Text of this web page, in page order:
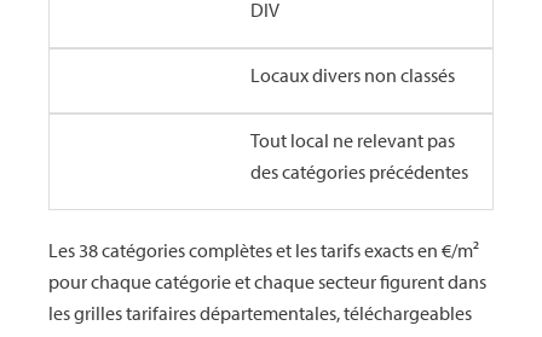
DIV
Locaux divers non classés
Tout local ne relevant pas
des catégories précédentes
Les 38 catégories complètes et les tarifs exacts en €/m²
pour chaque catégorie et chaque secteur figurent dans
les grilles tarifaires départementales, téléchargeables